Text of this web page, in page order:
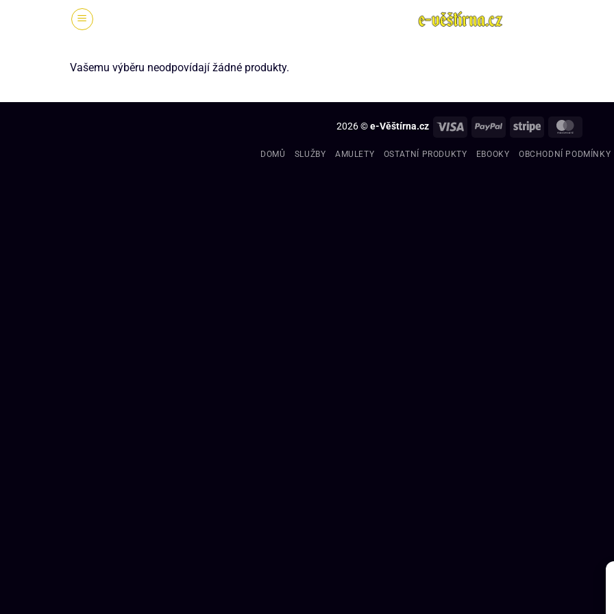
Vašemu výběru neodpovídají žádné produkty.
2026 ©e-Věštírna.cz
DOMŮ SLUŽBY AMULETY OSTATNÍ PRODUKTY EBOOKY OBCHODNÍ PODMÍNKY